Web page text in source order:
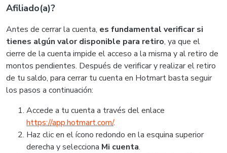
Afiliado(a)?
Antes de cerrar la cuenta, es fundamental verificar si
tienes algún valor disponible para retiro, ya que el
cierre de la cuenta impide el acceso a la misma y al retiro de
montos pendientes. Después de verificar y realizar el retiro
de tu saldo, para cerrar tu cuenta en Hotmart basta seguir
los pasos a continuación:
Accede a tu cuenta a través del enlace
https://app.hotmart.com/.
Haz clic en el ícono redondo en la esquina superior
derecha y selecciona Mi cuenta.